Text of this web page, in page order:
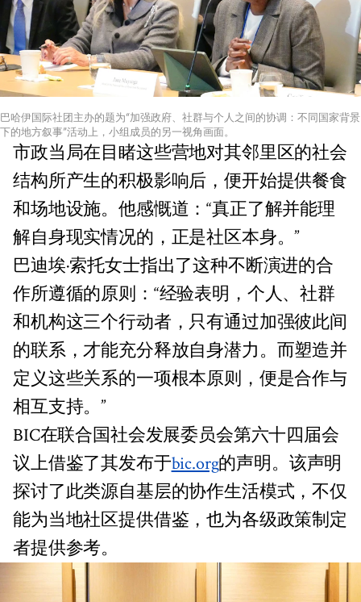
巴哈伊国际社团主办的题为“加强政府、社群与个人之间的协调：不同国家背景
下的地方叙事”活动上，小组成员的另一视角画面。
市政当局在目睹这些营地对其邻里区的社会
结构所产生的积极影响后，便开始提供餐食
和场地设施。他感慨道：“真正了解并能理
解自身现实情况的，正是社区本身。”
巴迪埃·索托女士指出了这种不断演进的合
作所遵循的原则：“经验表明，个人、社群
和机构这三个行动者，只有通过加强彼此间
的联系，才能充分释放自身潜力。而塑造并
定义这些关系的一项根本原则，便是合作与
相互支持。”
BIC在联合国社会发展委员会第六十四届会
议上借鉴了其发布于bic.org的声明。该声明
探讨了此类源自基层的协作生活模式，不仅
能为当地社区提供借鉴，也为各级政策制定
者提供参考。